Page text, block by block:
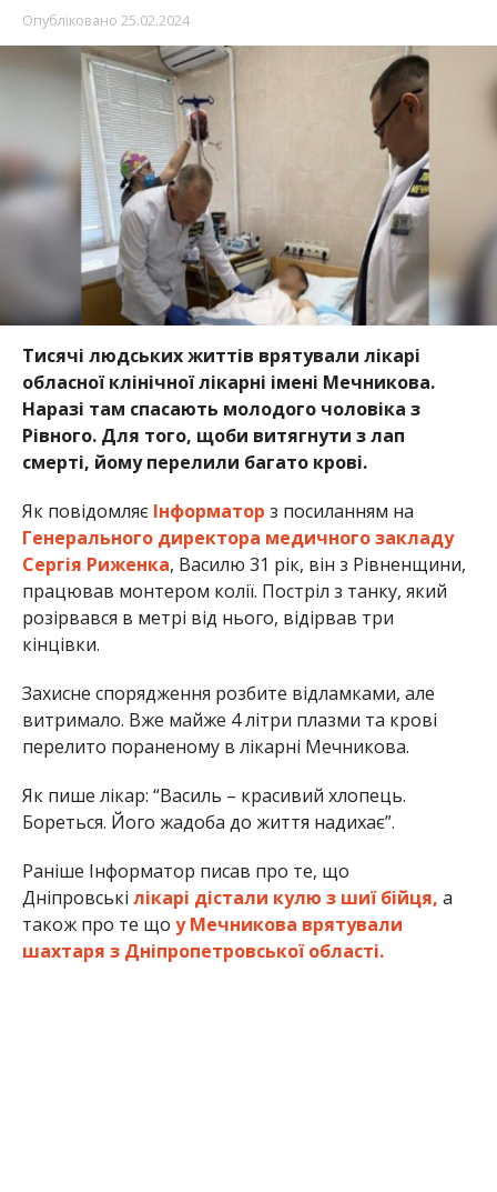
Опубліковано 25.02.2024
Тисячі людських життів врятували лікарі
обласної клінічної лікарні імені Мечникова.
Наразі там спасають молодого чоловіка з
Рівного. Для того, щоби витягнути з лап
смерті, йому перелили багато крові.
Як повідомляєІнформатор з посиланням на
Генерального директора медичного закладу
Сергія Риженка, Василю 31 рік, він з Рівненщини,
працював монтером колії. Постріл з танку, який
розірвався в метрі від нього, відірвав три
кінцівки.
Захисне спорядження розбите відламками, але
витримало. Вже майже 4 літри плазми та крові
перелито пораненому в лікарні Мечникова.
Як пише лікар: “Василь – красивий хлопець.
Бореться. Його жадоба до життя надихає”.
Раніше Інформатор писав про те, що
Дніпровські лікарі дістали кулю з шиї бійця, а
також про те що у Мечникова врятували
шахтаря з Дніпропетровської області.